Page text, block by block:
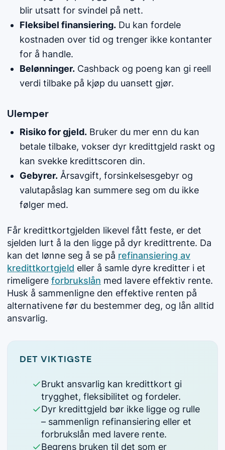
blir utsatt for svindel på nett.
Fleksibel finansiering. Du kan fordele
kostnaden over tid og trenger ikke kontanter
for å handle.
Belønninger. Cashback og poeng kan gi reell
verdi tilbake på kjøp du uansett gjør.
Ulemper
Risiko for gjeld. Bruker du mer enn du kan
betale tilbake, vokser dyr kredittgjeld raskt og
kan svekke kredittscoren din.
Gebyrer. Årsavgift, forsinkelsesgebyr og
valutapåslag kan summere seg om du ikke
følger med.
Får kredittkortgjelden likevel fått feste, er det
sjelden lurt å la den ligge på dyr kredittrente. Da
kan det lønne seg å se på refinansiering av
kredittkortgjeld eller å samle dyre kreditter i et
rimeligere forbrukslån med lavere effektiv rente.
Husk å sammenligne den effektive renten på
alternativene før du bestemmer deg, og lån alltid
ansvarlig.
DET VIKTIGSTE
Brukt ansvarlig kan kredittkort gi
trygghet, fleksibilitet og fordeler.
Dyr kredittgjeld bør ikke ligge og rulle
– sammenlign refinansiering eller et
forbrukslån med lavere rente.
Begrens bruken til det som er